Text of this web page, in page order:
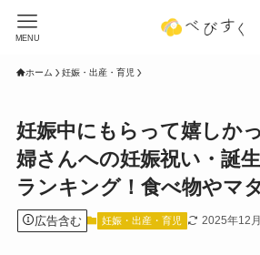
MENU
ホーム 妊娠・出産・育児
妊娠中にもらって嬉しか
婦さんへの妊娠祝い・誕
ランキング！食べ物やマ
広告含む 妊娠・出産・育児 2025年12